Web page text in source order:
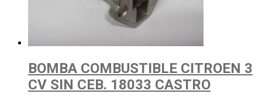
BOMBA COMBUSTIBLE CITROEN 3
CV SIN CEB. 18033 CASTRO